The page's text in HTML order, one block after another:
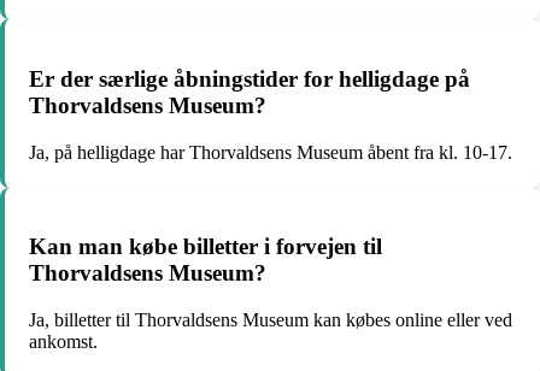
Er der særlige åbningstider for helligdage på
Thorvaldsens Museum?
Ja, på helligdage har Thorvaldsens Museum åbent fra kl. 10-17.
Kan man købe billetter i forvejen til
Thorvaldsens Museum?
Ja, billetter til Thorvaldsens Museum kan købes online eller ved
ankomst.